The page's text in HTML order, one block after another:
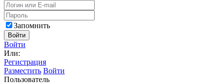
Запомнить
Войти
Войти
Или:
Регистрация
Разместить Войти
Пользователь